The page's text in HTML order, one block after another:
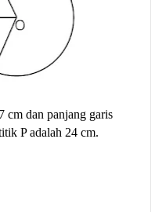
cm dan panjang garis
P adalah 24 cm.